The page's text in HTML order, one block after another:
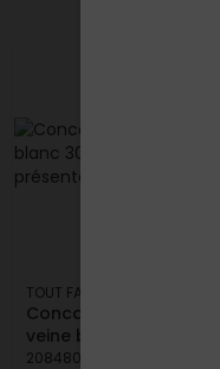
TOUT FAIRE
Concassé Calcaire Noir
veine blanc 30/60
2084800009317